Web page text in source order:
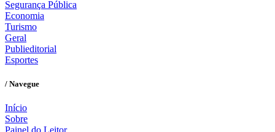
Segurança Pública
Economia
Turismo
Geral
Publieditorial
Esportes
/ Navegue
Início
Sobre
Painel do Leitor